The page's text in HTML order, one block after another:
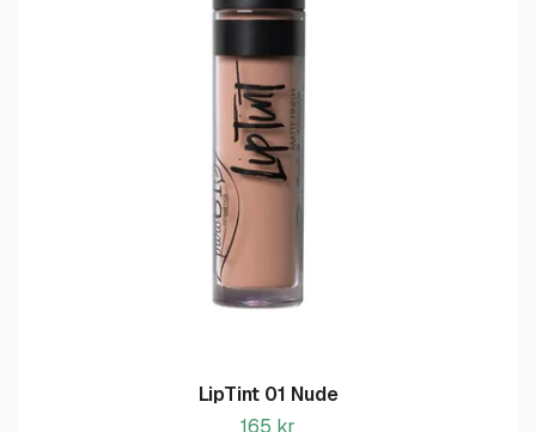
LipTint 01 Nude
165 kr